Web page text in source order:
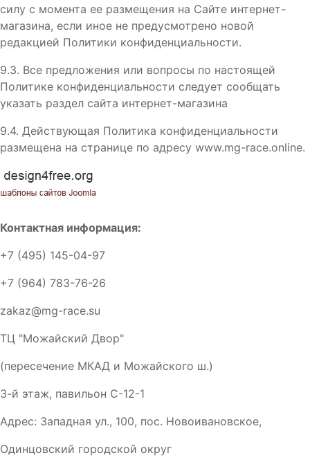
силу с момента ее размещения на Сайте интернет-
магазина, если иное не предусмотрено новой
редакцией Политики конфиденциальности.
9.3. Все предложения или вопросы по настоящей
Политике конфиденциальности следует сообщать
указать раздел сайта интернет-магазина
9.4. Действующая Политика конфиденциальности
размещена на странице по адресу www.mg-race.online.
Контактная информация:
+7 (495) 145-04-97
+7 (964) 783-76-26
zakaz@mg-race.su
ТЦ "Можайский Двор"
(пересечение МКАД и Можайского ш.)
3-й этаж, павильон С-12-1
Адрес: Западная ул., 100, пос. Новоивановское,
Одинцовский городской округ